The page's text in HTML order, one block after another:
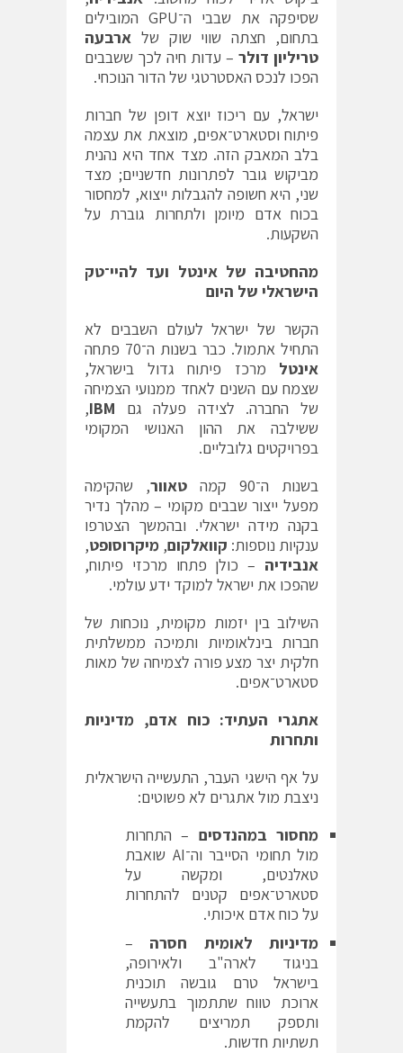
שסיפקה את שבבי ה־GPU המובילים
בתחום, חצתה שווי שוק של ארבעה
טריליון דולר – עדות חיה לכך ששבבים
הפכו לנכס האסטרטגי של הדור הנוכחי.
ישראל, עם ריכוז יוצא דופן של חברות
פיתוח וסטארט־אפים, מוצאת את עצמה
בלב המאבק הזה. מצד אחד היא נהנית
מביקוש גובר לפתרונות חדשניים; מצד
שני, היא חשופה להגבלות ייצוא, למחסור
בכוח אדם מיומן ולתחרות גוברת על
השקעות.
מהחטיבה של אינטל ועד להיי־טק
הישראלי של היום
הקשר של ישראל לעולם השבבים לא
התחיל אתמול. כבר בשנות ה־70 פתחה
אינטל מרכז פיתוח גדול בישראל,
שצמח עם השנים לאחד ממנועי הצמיחה
של החברה. לצידה פעלה גם IBM
,
ששילבה את ההון האנושי המקומי
בפרויקטים גלובליים.
בשנות ה־90 קמה
טאוור, שהקימה
מפעל ייצור שבבים מקומי – מהלך נדיר
בקנה מידה ישראלי. ובהמשך הצטרפו
ענקיות נוספות: קוואלקום, מיקרוסופט,
אנבידיה – כולן פתחו מרכזי פיתוח,
שהפכו את ישראל למוקד ידע עולמי.
השילוב בין יזמות מקומית, נוכחות של
חברות בינלאומיות ותמיכה ממשלתית
חלקית יצר מצע פורה לצמיחה של מאות
סטארט־אפים.
אתגרי העתיד: כוח אדם, מדיניות
ותחרות
על אף הישגי העבר, התעשייה הישראלית
ניצבת מול אתגרים לא פשוטים:
מחסור במהנדסים – התחרות
מול תחומי הסייבר וה־AI שואבת
טאלנטים, ומקשה על
סטארט־אפים קטנים להתחרות
על כוח אדם איכותי.
מדיניות לאומית חסרה –
בניגוד לארה"ב ולאירופה,
בישראל טרם גובשה תוכנית
ארוכת טווח שתתמוך בתעשייה
ותספק תמריצים להקמת
תשתיות חדשות.